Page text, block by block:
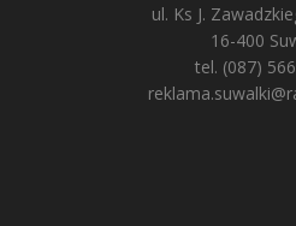
ul. Ks J.
16-400
tel. (087)